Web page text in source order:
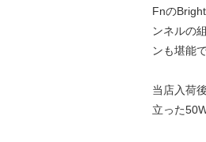
Fnの
ンネルの
ンも堪能
当店入荷
立った